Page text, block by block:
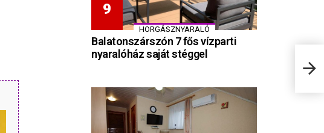
HORGÁSZNYARALÓ
Balatonszárszón 7 fős vízparti
nyaralóház saját stéggel